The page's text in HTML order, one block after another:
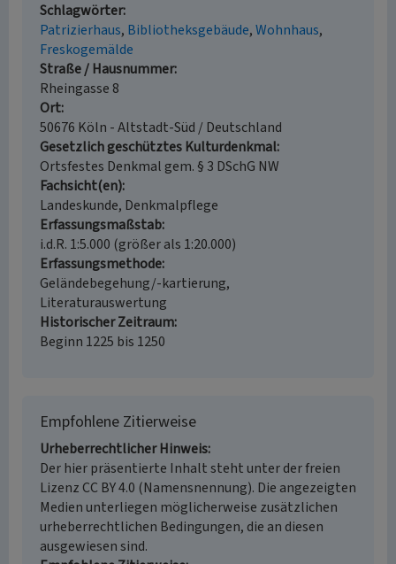
Schlagwörter
Patrizierhaus Bibliotheksgebäude Wohnhaus
Freskogemälde
Straße / Hausnummer
Rheingasse 8
Ort
50676 Köln - Altstadt-Süd / Deutschland
Gesetzlich geschütztes Kulturdenkmal
Ortsfestes Denkmal gem. § 3 DSchG NW
Fachsicht(en)
Landeskunde, Denkmalpflege
Erfassungsmaßstab
i.d.R. 1:5.000 (größer als 1:20.000)
Erfassungsmethode
Geländebegehung/-kartierung,
Literaturauswertung
Historischer Zeitraum
Beginn 1225 bis 1250
Empfohlene Zitierweise
Urheberrechtlicher Hinweis
Der hier präsentierte Inhalt steht unter der freien
Lizenz CC BY 4.0 (Namensnennung). Die angezeigten
Medien unterliegen möglicherweise zusätzlichen
urheberrechtlichen Bedingungen, die an diesen
ausgewiesen sind.